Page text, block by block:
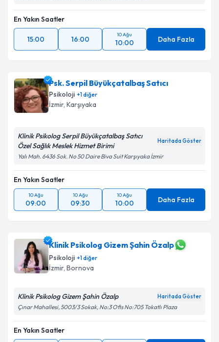
En Yakın Saatler
15:00 16:00
10 Ağu
10:00 Daha Fazla
Psk. Serpil Büyükçatalbaş Satıcı
Psikoloji +1diğer
İzmir, Karşıyaka
Klinik Psikolog Serpil Büyükçatalbaş Satıcı
Özel Sağlık Meslek Hizmet Birimi
Haritada Göster
Yalı Mah. 6436 Sok. No 50 Daire Biva Suit Karşıyaka İzmir
En Yakın Saatler
10 Ağu
09:00
10 Ağu
09:30
10 Ağu
10:00 Daha Fazla
Klinik Psikolog Gizem Şahin Özalp
Psikoloji +1diğer
İzmir, Bornova
Klinik Psikolog Gizem Şahin Özalp Haritada Göster
Çınar Mahallesi, 5003/3 Sokak, No:3 Ofis No:705 Tokatlı Plaza
En Yakın Saatler